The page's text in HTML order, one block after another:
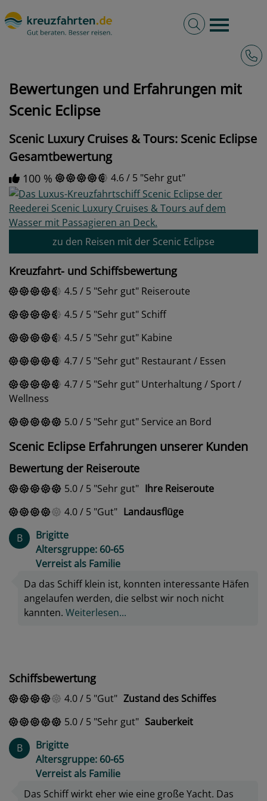
Burger
Volltextsuche
Bewertungen und Erfahrungen mit
Scenic Eclipse
Scenic Luxury Cruises & Tours: Scenic Eclipse
Gesamtbewertung
100 % 4.6/ 5 Sehr gut
zu den Reisen mit der Scenic Eclipse
Kreuzfahrt- und Schiffsbewertung
4.5/ 5 Sehr gut Reiseroute
4.5/ 5 Sehr gut Schiff
4.5/ 5 Sehr gut Kabine
4.7/ 5 Sehr gut Restaurant / Essen
4.7/ 5 Sehr gut Unterhaltung / Sport /
Wellness
5.0/ 5 Sehr gut Service an Bord
Scenic Eclipse Erfahrungen unserer Kunden
Bewertung der Reiseroute
5.0/ 5 Sehr gut
Ihre Reiseroute
4.0/ 5 Gut
Landausflüge
B
Brigitte
Altersgruppe: 60-65
Verreist als Familie
Da das Schiff klein ist, konnten interessante Häfen
angelaufen werden, die selbst wir noch nicht
kannten. Weiterlesen...
Schiffsbewertung
4.0/ 5 Gut
Zustand des Schiffes
5.0/ 5 Sehr gut
Sauberkeit
B
Brigitte
Altersgruppe: 60-65
Verreist als Familie
Das Schiff wirkt eher wie eine große Yacht. Das